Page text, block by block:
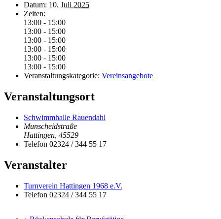
Datum: 10. Juli 2025
Zeiten:
13:00 - 15:00
13:00 - 15:00
13:00 - 15:00
13:00 - 15:00
13:00 - 15:00
13:00 - 15:00
Veranstaltungskategorie: Vereinsangebote
Veranstaltungsort
Schwimmhalle Rauendahl
Munscheidstraße
Hattingen 45529
Telefon 02324 / 344 55 17
Veranstalter
Turnverein Hattingen 1968 e.V.
Telefon 02324 / 344 55 17